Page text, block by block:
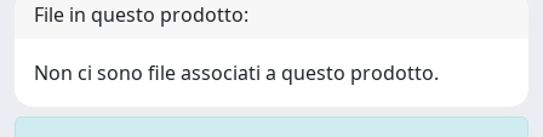
File in questo prodotto:
Non ci sono file associati a questo prodotto.